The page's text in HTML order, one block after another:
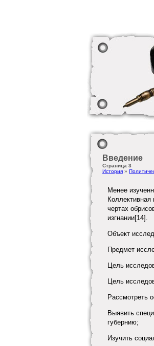
Введение
Страница 3
История »
Менее
Коллективная
чертах
изгнании[14].
Объект
Предмет
Цель
Цель
Рассмотреть
Выявить
губернию;
Изучить